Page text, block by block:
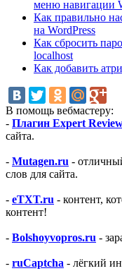
меню навигации
Как правильно
на WordPress
Как сбросить
localhost
Как добавить
В помощь вебмастеру:
- Плагин Expert
сайта.
- Mutagen.ru -
слов для сайта.
- eTXT.ru - контент,
контент!
- Bolshoyvopros.ru -
- ruCaptcha - лёгкий